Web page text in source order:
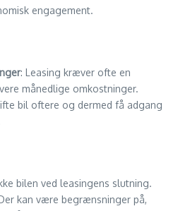
engagement.
: Leasing kræver ofte en
månedlige omkostninger.
bil oftere og dermed få adgang
bilen ved leasingens slutning.
kan være begrænsninger på,